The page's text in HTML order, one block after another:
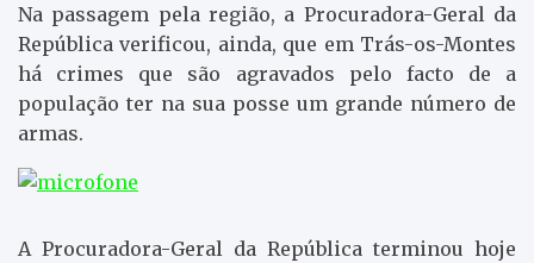
Na passagem pela região, a Procuradora-Geral da
República verificou, ainda, que em Trás-os-Montes
há crimes que são agravados pelo facto de a
população ter na sua posse um grande número de
armas.
A Procuradora-Geral da República terminou hoje